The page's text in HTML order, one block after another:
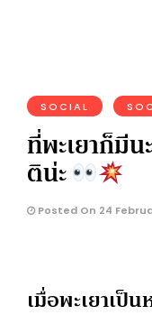
SOCIAL
ที่พะเยาก็มี
ติน่ะ
Posted On 24
เมื่อพะเยาเป็